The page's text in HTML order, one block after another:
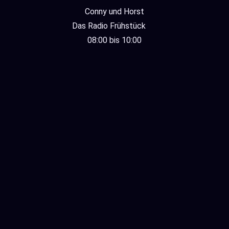
Conny und Horst
Das Radio Frühstück
08:00 bis 10:00